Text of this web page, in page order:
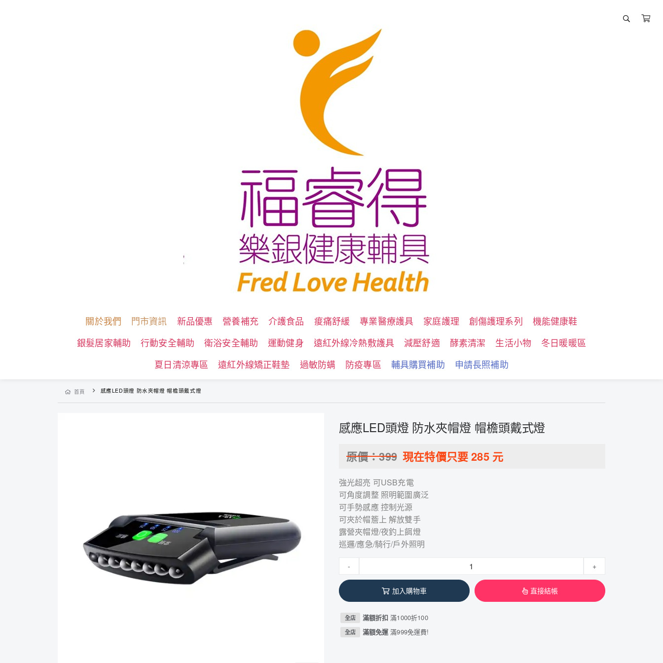
關於我們 門市資訊 新品優惠 營養補充 介護食品 痠痛舒緩 專業醫療護具 家庭護理 創傷護理系列
機能健康鞋
銀髮居家輔助
行動安全輔助 衛浴安全輔助 運動健身 遠紅外線冷熱敷護具 減壓舒適 酵素清潔 生活小物
冬日暖暖區
夏日清涼專區
遠紅外線矯正鞋墊 過敏防螨 防疫專區 輔具購買補助 申請長照補助
首頁 感應LED頭燈 防水夾帽燈 帽檐頭戴式燈
感應LED頭燈 防水夾帽燈 帽檐頭戴式燈
原價：399 現在特價只要285元
強光超亮 可USB充電
可角度調整 照明範圍廣泛
可手勢感應 控制光源
可夾於帽簷上 解放雙手
露營夾帽燈/夜釣上餌燈
巡邏/應急/騎行/戶外照明
- +
加入購物車 直接結帳
全店 滿額折扣滿1000折100
全店 滿額免運滿999免運費!